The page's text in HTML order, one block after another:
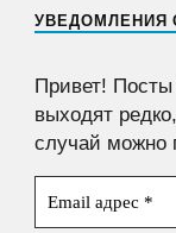
УВЕДОМЛЕНИЯ
Привет! Посты
выходят
случай можно